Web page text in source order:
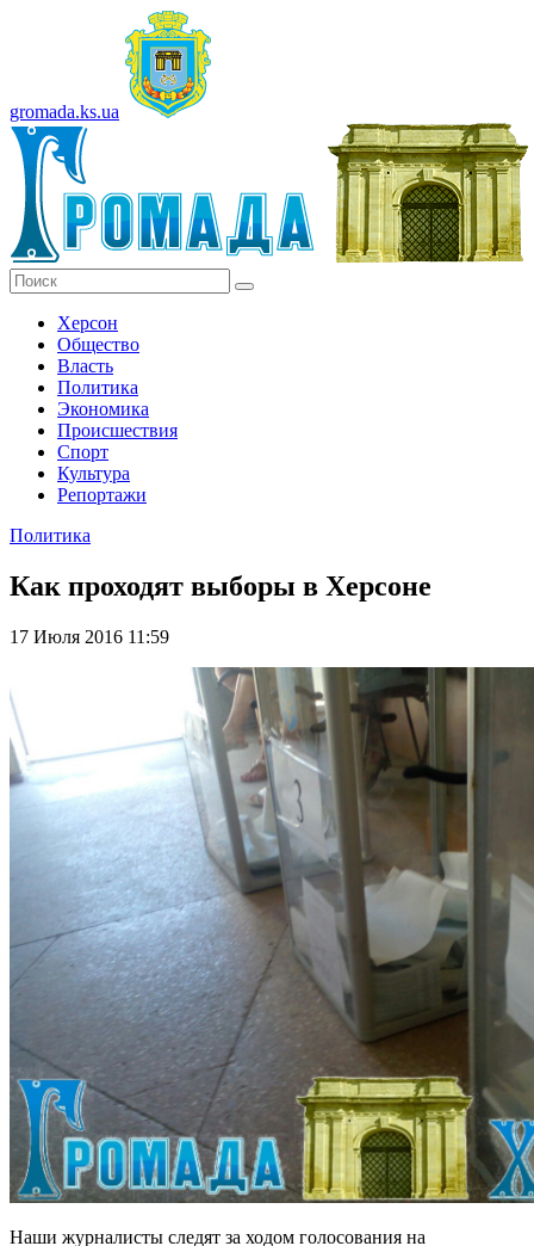
gromada.ks.ua
Херсон
Общество
Власть
Политика
Экономика
Происшествия
Спорт
Культура
Репортажи
Политика
Как проходят выборы в Херсоне
17 Июля 2016 11:59
Наши журналисты следят за ходом голосования на